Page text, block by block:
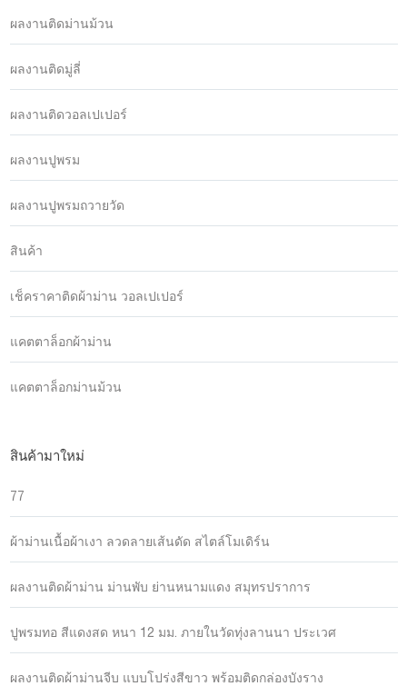
ผลงานติดม่านม้วน
ผลงานติดมู่ลี่
ผลงานติดวอลเปเปอร์
ผลงานปูพรม
ผลงานปูพรมถวายวัด
สินค้า
เช็คราคาติดผ้าม่าน วอลเปเปอร์
แคตตาล็อกผ้าม่าน
แคตตาล็อกม่านม้วน
สินค้ามาใหม่
77
ผ้าม่านเนื้อผ้าเงา ลวดลายเส้นดัด สไตล์โมเดิร์น
ผลงานติดผ้าม่าน ม่านพับ ย่านหนามแดง สมุทรปราการ
ปูพรมทอ สีแดงสด หนา 12 มม. ภายในวัดทุ่งลานนา ประเวศ
ผลงานติดผ้าม่านจีบ แบบโปร่งสีขาว พร้อมติดกล่องบังราง